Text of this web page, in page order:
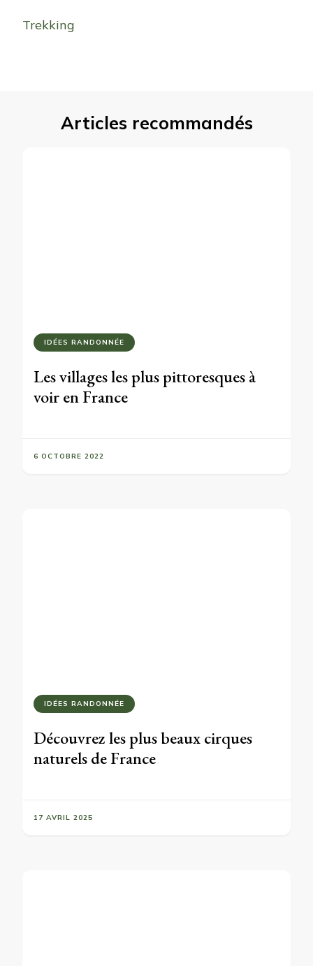
Trekking
Articles recommandés
IDÉES RANDONNÉE
Les villages les plus pittoresques à
voir en France
6 OCTOBRE 2022
IDÉES RANDONNÉE
Découvrez les plus beaux cirques
naturels de France
17 AVRIL 2025